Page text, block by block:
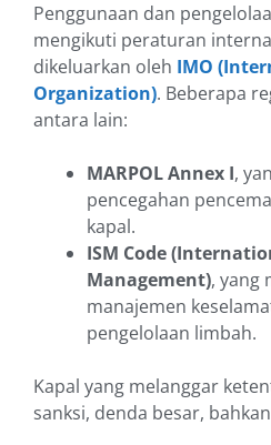
Penggunaan dan
mengikuti peraturan
dikeluarkan oleh IMO
Organization). Beberapa
antara lain:
MARPOL Annex I,
pencegahan
kapal.
ISM Code
Management), yang
manajemen
pengelolaan limbah.
Kapal yang melanggar
sanksi, denda besar,